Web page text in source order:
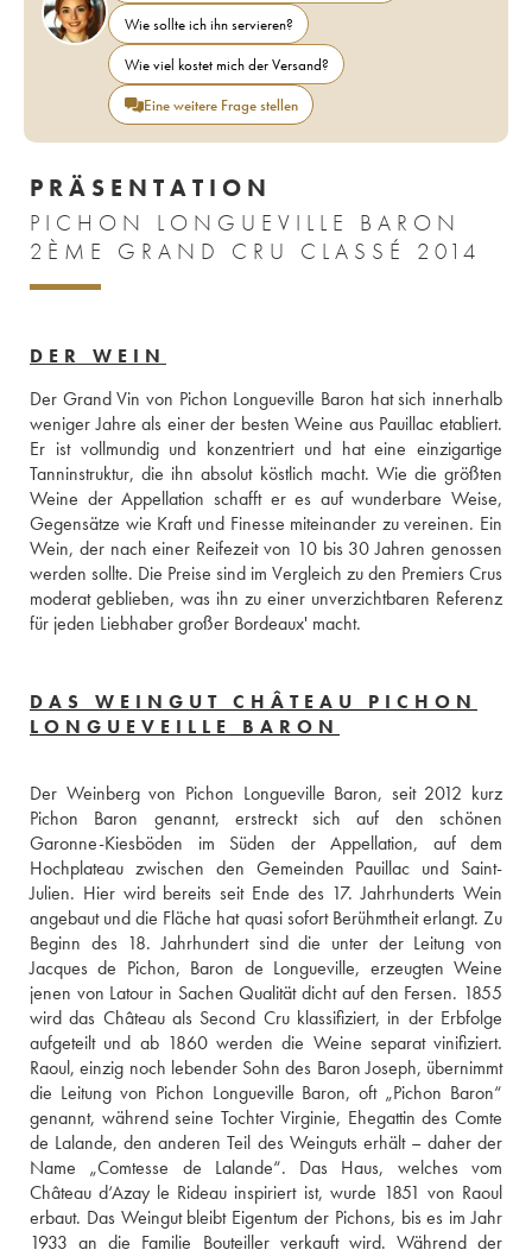
Wie sollte ich ihn servieren?
Wie viel kostet mich der Versand?
Eine weitere Frage stellen
PRÄSENTATION
PICHON LONGUEVILLE BARON
2ÈME GRAND CRU CLASSÉ 2014
DER WEIN
Der Grand Vin von Pichon Longueville Baron hat sich innerhalb
weniger Jahre als einer der besten Weine aus Pauillac etabliert.
Er ist vollmundig und konzentriert und hat eine einzigartige
Tanninstruktur, die ihn absolut köstlich macht. Wie die größten
Weine der Appellation schafft er es auf wunderbare Weise,
Gegensätze wie Kraft und Finesse miteinander zu vereinen. Ein
Wein, der nach einer Reifezeit von 10 bis 30 Jahren genossen
werden sollte. Die Preise sind im Vergleich zu den Premiers Crus
moderat geblieben, was ihn zu einer unverzichtbaren Referenz
für jeden Liebhaber großer Bordeaux' macht.
DAS WEINGUT CHÂTEAU PICHON
LONGUEVEILLE BARON
Der Weinberg von Pichon Longueville Baron, seit 2012 kurz
Pichon Baron genannt, erstreckt sich auf den schönen
Garonne-Kiesböden im Süden der Appellation, auf dem
Hochplateau zwischen den Gemeinden Pauillac und Saint-
Julien. Hier wird bereits seit Ende des 17. Jahrhunderts Wein
angebaut und die Fläche hat quasi sofort Berühmtheit erlangt. Zu
Beginn des 18. Jahrhundert sind die unter der Leitung von
Jacques de Pichon, Baron de Longueville, erzeugten Weine
jenen von Latour in Sachen Qualität dicht auf den Fersen. 1855
wird das Château als Second Cru klassifiziert, in der Erbfolge
aufgeteilt und ab 1860 werden die Weine separat vinifiziert.
Raoul, einzig noch lebender Sohn des Baron Joseph, übernimmt
die Leitung von Pichon Longueville Baron, oft „Pichon Baron“
genannt, während seine Tochter Virginie, Ehegattin des Comte
de Lalande, den anderen Teil des Weinguts erhält – daher der
Name „Comtesse de Lalande“. Das Haus, welches vom
Château d‘Azay le Rideau inspiriert ist, wurde 1851 von Raoul
erbaut. Das Weingut bleibt Eigentum der Pichons, bis es im Jahr
1933 an die Familie Bouteiller verkauft wird. Während der